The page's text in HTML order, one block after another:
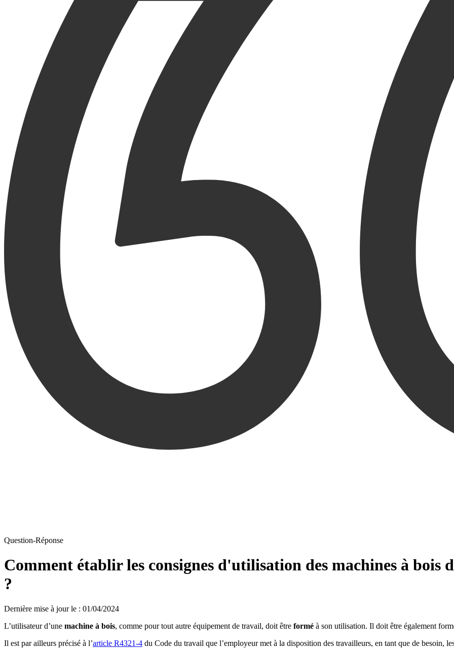
Question-Réponse
Comment établir les consignes d'utilisation des machines à bois
?
Dernière mise à jour le : 01/04/2024
L’utilisateur d’une machine à bois, comme pour tout autre équipement de travail, doit être formé à son utilisation. Il doit être également
Il est par ailleurs précisé à l’article R4321-4 du Code du travail que l’employeur met à la disposition des travailleurs, en tant que de besoin,